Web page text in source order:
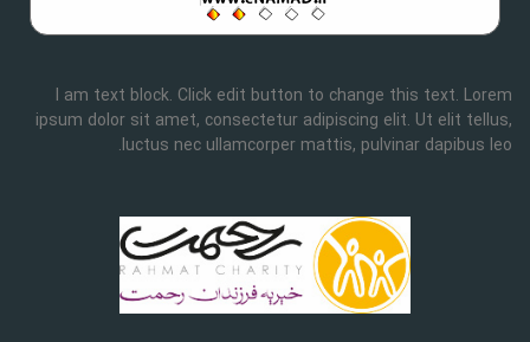
I am text block. Click edit button to change this text. Lorem
ipsum dolor sit amet, consectetur adipiscing elit. Ut elit tellus,
luctus nec ullamcorper mattis, pulvinar dapibus leo.